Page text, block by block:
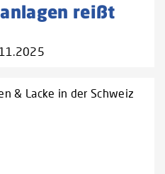
reißt
& Lacke in der Schweiz